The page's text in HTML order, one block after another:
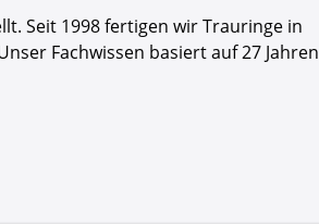
Seit 1998 fertigen wir Trauringe in
Fachwissen basiert auf 27 Jahren